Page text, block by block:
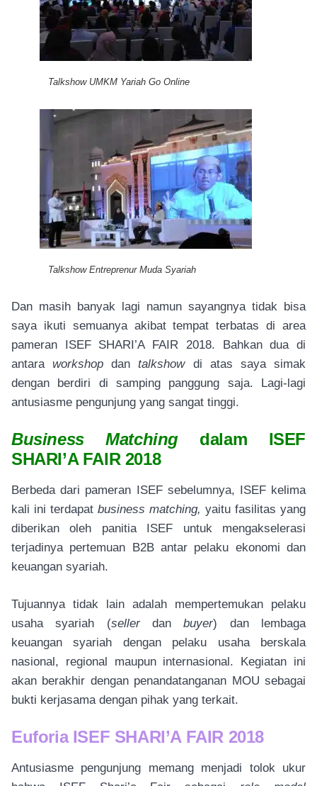
Talkshow UMKM Yariah Go Online
Talkshow Entreprenur Muda Syariah
Dan masih banyak lagi namun sayangnya tidak bisa
saya ikuti semuanya akibat tempat terbatas di area
pameran ISEF SHARI’A FAIR 2018. Bahkan dua di
antaraworkshopdantalkshow di atas saya simak
dengan berdiri di samping panggung saja. Lagi-lagi
antusiasme pengunjung yang sangat tinggi.
Business Matching dalam ISEF
SHARI’A FAIR 2018
Berbeda dari pameran ISEF sebelumnya, ISEF kelima
kali ini terdapat business matching, yaitu fasilitas yang
diberikan oleh panitia ISEF untuk mengakselerasi
terjadinya pertemuan B2B antar pelaku ekonomi dan
keuangan syariah.
Tujuannya tidak lain adalah mempertemukan pelaku
usaha syariah (sellerdanbuyer) dan lembaga
keuangan syariah dengan pelaku usaha berskala
nasional, regional maupun internasional. Kegiatan ini
akan berakhir dengan penandatanganan MOU sebagai
bukti kerjasama dengan pihak yang terkait.
Euforia ISEF SHARI’A FAIR 2018
Antusiasme pengunjung memang menjadi tolok ukur